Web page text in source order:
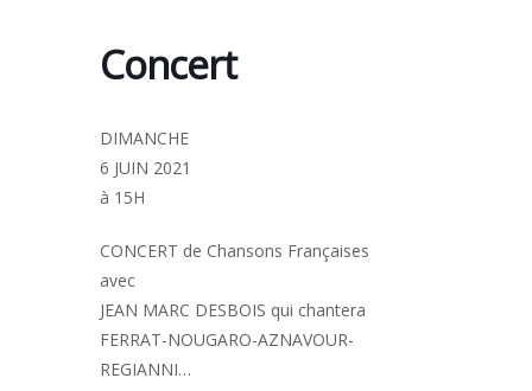
Concert
DIMANCHE
6 JUIN 2021
à 15H
CONCERT de Chansons Françaises
avec
JEAN MARC DESBOIS qui chantera
FERRAT-NOUGARO-AZNAVOUR-
REGIANNI…